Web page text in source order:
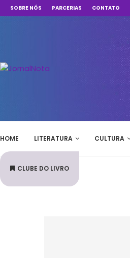
SOBRE NÓS PARCERIAS CONTATO
HOME LITERATURA CULTURA
CLUBE DO LIVRO